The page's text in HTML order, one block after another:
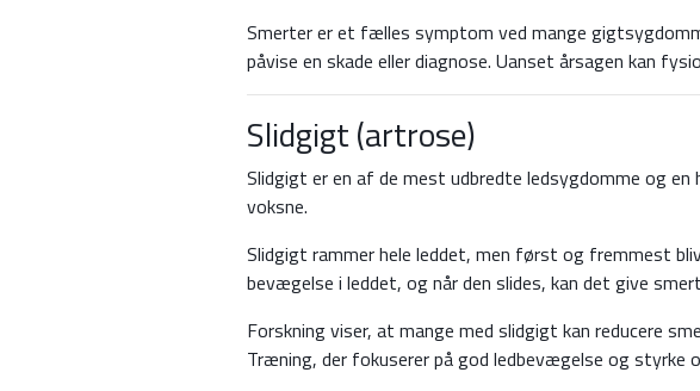
Smerter er et fælles symptom ved mange
påvise en skade eller diagnose. Uanset årsagen kan
Slidgigt (artrose)
Slidgigt er en af de mest udbredte ledsygdomme og
voksne.
Slidgigt rammer hele leddet, men først og fremmest
bevægelse i leddet, og når den slides, kan det give
Forskning viser, at mange med slidgigt kan reducere
Træning, der fokuserer på god ledbevægelse og styrke